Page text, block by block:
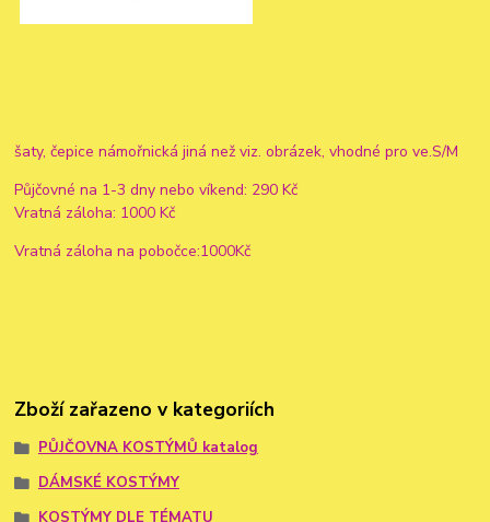
šaty, čepice námořnická jiná než viz. obrázek, vhodné pro ve.S/M
Půjčovné na 1-3 dny nebo víkend: 290 Kč
Vratná záloha: 1000 Kč
Vratná záloha na pobočce:1000Kč
Zboží zařazeno v kategoriích
PŮJČOVNA KOSTÝMŮ katalog
DÁMSKÉ KOSTÝMY
KOSTÝMY DLE TÉMATU